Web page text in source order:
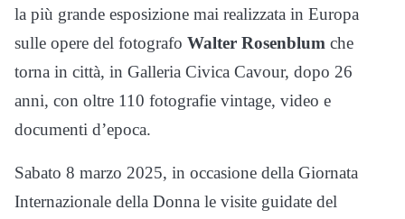
la più grande esposizione mai realizzata in Europa
sulle opere del fotografo Walter Rosenblum che
torna in città, in Galleria Civica Cavour, dopo 26
anni, con oltre 110 fotografie vintage, video e
documenti d’epoca.
Sabato 8 marzo 2025, in occasione della Giornata
Internazionale della Donna le visite guidate del